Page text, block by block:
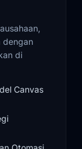
dengan
di
Canvas